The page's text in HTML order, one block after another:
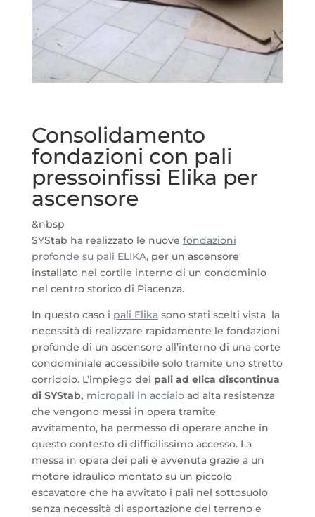
Consolidamento
fondazioni con pali
pressoinfissi Elika per
ascensore
&nbsp
SYStab ha realizzato le nuove fondazioni
profonde su pali ELIKA,per un ascensore
installato nel cortile interno di un condominio
nel centro storico di Piacenza.
In questo caso i pali Elika sono stati scelti vista la
necessità di realizzare rapidamente le fondazioni
profonde di un ascensore all’interno di una corte
condominiale accessibile solo tramite uno stretto
corridoio. L’impiego dei pali ad elica discontinua
di SYStab, micropali in acciaioad alta resistenza
che vengono messi in opera tramite
avvitamento, ha permesso di operare anche in
questo contesto di difficilissimo accesso. La
messa in opera dei pali è avvenuta grazie a un
motore idraulico montato su un piccolo
escavatore che ha avvitato i pali nel sottosuolo
senza necessità di asportazione del terreno e